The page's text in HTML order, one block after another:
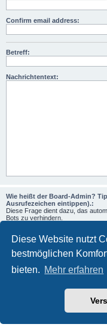
Diese Website nutzt
bestmöglichen
bieten. Mehr erfahren
Confirm email address:
Betreff:
Nachrichtentext:
Wie heißt der Board-Admin?
Ausrufezeichen eintippen).:
Diese Frage dient dazu, das
Bots zu verhindern.
Powered by